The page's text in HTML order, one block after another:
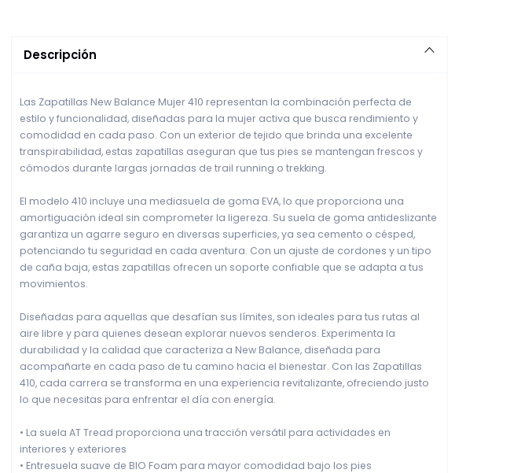
Descripción
Las Zapatillas New Balance Mujer 410 representan la combinación perfecta de
estilo y funcionalidad, diseñadas para la mujer activa que busca rendimiento y
comodidad en cada paso. Con un exterior de tejido que brinda una excelente
transpirabilidad, estas zapatillas aseguran que tus pies se mantengan frescos y
cómodos durante largas jornadas de trail running o trekking.
El modelo 410 incluye una mediasuela de goma EVA, lo que proporciona una
amortiguación ideal sin comprometer la ligereza. Su suela de goma antideslizante
garantiza un agarre seguro en diversas superficies, ya sea cemento o césped,
potenciando tu seguridad en cada aventura. Con un ajuste de cordones y un tipo
de caña baja, estas zapatillas ofrecen un soporte confiable que se adapta a tus
movimientos.
Diseñadas para aquellas que desafían sus límites, son ideales para tus rutas al
aire libre y para quienes desean explorar nuevos senderos. Experimenta la
durabilidad y la calidad que caracteriza a New Balance, diseñada para
acompañarte en cada paso de tu camino hacia el bienestar. Con las Zapatillas
410, cada carrera se transforma en una experiencia revitalizante, ofreciendo justo
lo que necesitas para enfrentar el día con energía.
• La suela AT Tread proporciona una tracción versátil para actividades en
interiores y exteriores
• Entresuela suave de BIO Foam para mayor comodidad bajo los pies